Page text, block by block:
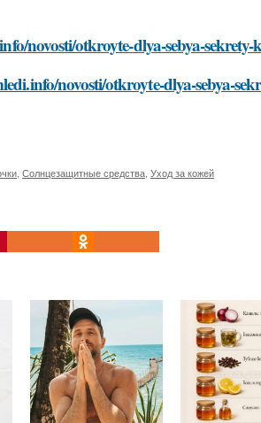
novosti/otkroyte-dlya-sebya-sekrety-
novosti/otkroyte-dlya-sebya-
Солнцезащитные средства Уход за кожей